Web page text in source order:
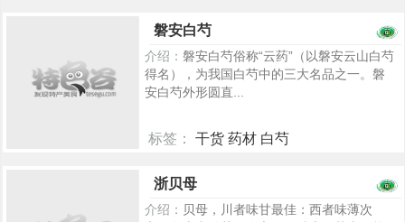
磐安白芍
介绍： 磐安白芍俗称“云药”（以磐安云山白芍
得名），为我国白芍中的三大名品之一。磐
安白芍外形圆直...
标签： 干货 药材 白芍
浙贝母
介绍： 贝母，川者味甘最佳：西者味薄次